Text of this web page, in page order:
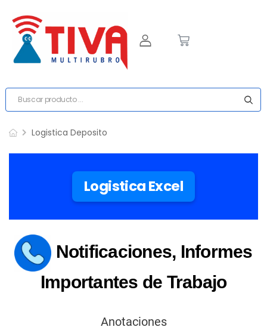
Logistica Deposito
Logistica Excel
Notificaciones, Informes
Importantes de Trabajo
Anotaciones